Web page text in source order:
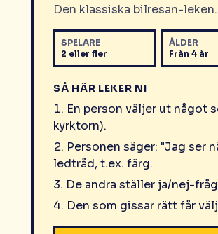
Den klassiska bilresan-
SPELARE
2 eller fler
ÅLDER
Från 4 år
SÅ HÄR LEKER NI
En person väljer ut något
kyrktorn).
Personen säger: "Jag ser
ledtråd, t.ex. färg.
De andra ställer ja/nej-
Den som gissar rätt får